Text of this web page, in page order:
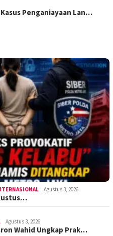
Penganiayaan Lan…
Agustus 3, 2026
Agustus 3, 2026
Wahid Ungkap Prak…